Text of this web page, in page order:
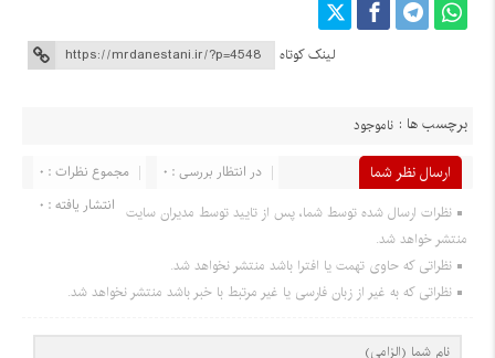
لینک کوتاه
برچسب ها : ناموجود
ارسال نظر شما مجموع نظرات : 0
در انتظار بررسی : 0
انتشار یافته : 0 نظرات ارسال شده توسط شما، پس از تایید توسط مدیران سایت
منتشر خواهد شد.
نظراتی که حاوی تهمت یا افترا باشد منتشر نخواهد شد.
نظراتی که به غیر از زبان فارسی یا غیر مرتبط با خبر باشد منتشر نخواهد شد.